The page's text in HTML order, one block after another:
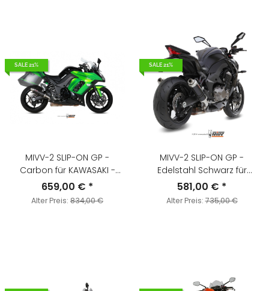
SALE 21%
MIVV-2 SLIP-ON GP -
Carbon für KAWASAKI -
Z1000 SX / NINJA 1000 SX BJ.
2014 > 2019 - K.043.L2S
659,00 € *
Alter Preis: 834,00 €
SALE 21%
MIVV-2 SLIP-ON GP -
Edelstahl Schwarz für
KAWASAKI - Z1000 / Z1000 R
EDITION BJ. 2014 > 2020 -
K.039.LXB
581,00 € *
Alter Preis:735,00 €